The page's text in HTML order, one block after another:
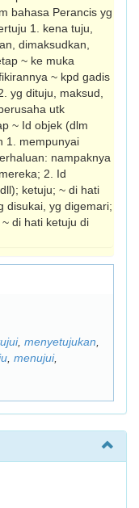
bahasa Perancis yg
1. kena tuju,
dimaksudkan,
~ ke muka
~ kpd gadis
yg dituju, maksud,
utk
~ Id objek (dlm
1. mempunyai
nampaknya
2. Id
ketuju; ~ di hati
disukai, yg digemari;
di hati ketuju di
, menyetujukan
menujui,